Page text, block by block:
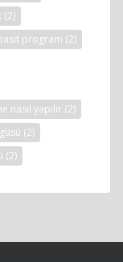
(2)
program (2)
nasıl yapılır (2)
(2)
(2)